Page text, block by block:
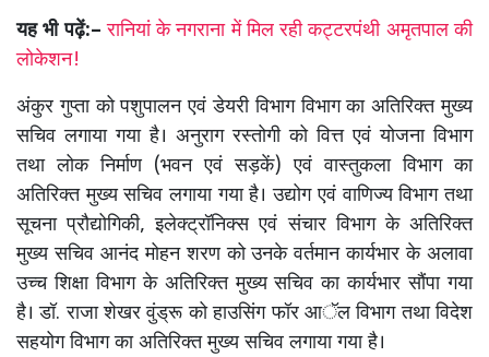
यह भी पढ़ें:–रानियां के नगराना में मिल रही कट्टरपंथी अमृतपाल की
लोकेशन!
अंकुर गुप्ता को पशुपालन एवं डेयरी विभाग विभाग का अतिरिक्त मुख्य
सचिव लगाया गया है। अनुराग रस्तोगी को वित्त एवं योजना विभाग
तथा लोक निर्माण (भवन एवं सड़कें) एवं वास्तुकला विभाग का
अतिरिक्त मुख्य सचिव लगाया गया है। उद्योग एवं वाणिज्य विभाग तथा
सूचना प्रौद्योगिकी, इलेक्ट्रॉनिक्स एवं संचार विभाग के अतिरिक्त
मुख्य सचिव आनंद मोहन शरण को उनके वर्तमान कार्यभार के अलावा
उच्च शिक्षा विभाग के अतिरिक्त मुख्य सचिव का कार्यभार सौंपा गया
है। डॉ. राजा शेखर वुंड्रू को हाउसिंग फॉर आॅल विभाग तथा विदेश
सहयोग विभाग का अतिरिक्त मुख्य सचिव लगाया गया है।